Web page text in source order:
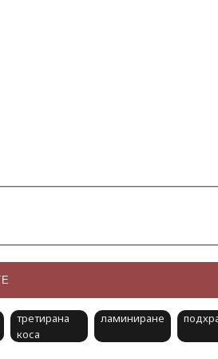
третирана
коса
ламиниране